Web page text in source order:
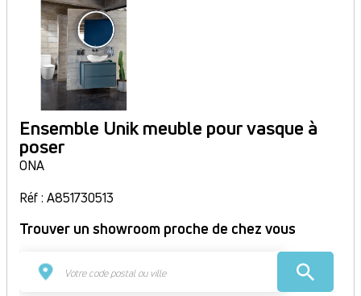
Ensemble Unik meuble pour vasque à
poser
ONA
Réf : A851730513
Trouver un showroom proche de chez vous